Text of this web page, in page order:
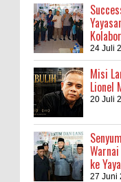
24 Juli
Misi
Lionel
20 Juli
ke
27 Juni